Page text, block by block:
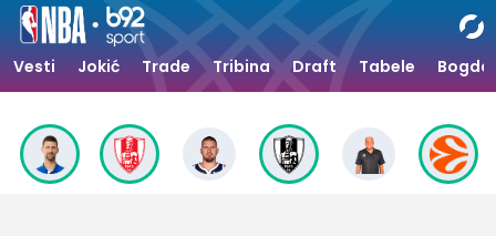
Vesti Jokić Trade Tribina Draft Tabele